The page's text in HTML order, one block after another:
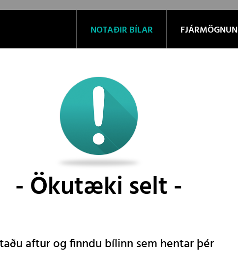
NOTAÐIR BÍLAR FJÁRMÖGNUN
Ökutæki selt
aftur og finndu bílinn sem hentar þér